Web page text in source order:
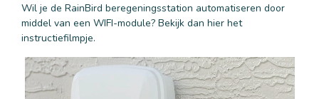
Wil je de RainBird beregeningsstation automatiseren door
middel van een WIFI-module? Bekijk dan hier het
instructiefilmpje.